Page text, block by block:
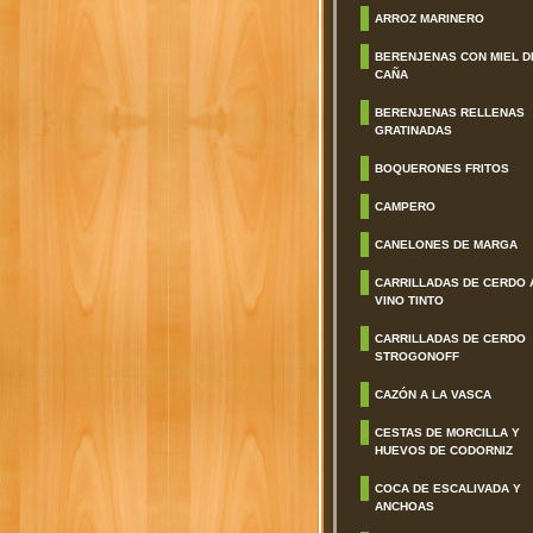
ARROZ MARINERO
BERENJENAS CON MIEL
CAÑA
BERENJENAS RELLENAS
GRATINADAS
BOQUERONES FRITOS
CAMPERO
CANELONES DE MARGA
CARRILLADAS DE CERDO
VINO TINTO
CARRILLADAS DE CERDO
STROGONOFF
CAZÓN A LA VASCA
CESTAS DE MORCILLA Y
HUEVOS DE CODORNIZ
COCA DE ESCALIVADA Y
ANCHOAS